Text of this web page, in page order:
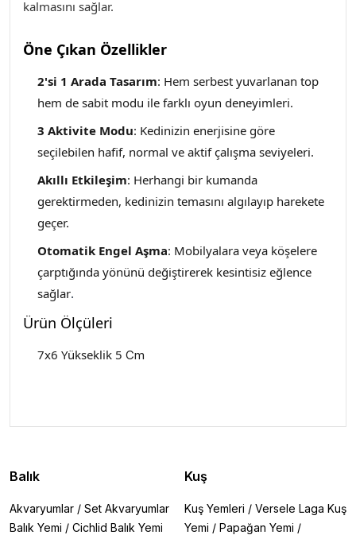
kalmasını sağlar.
Öne Çıkan Özellikler
2'si 1 Arada Tasarım: Hem serbest yuvarlanan top
hem de sabit modu ile farklı oyun deneyimleri.
3 Aktivite Modu: Kedinizin enerjisine göre
seçilebilen hafif, normal ve aktif çalışma seviyeleri.
Akıllı Etkileşim: Herhangi bir kumanda
gerektirmeden, kedinizin temasını algılayıp harekete
geçer.
Otomatik Engel Aşma: Mobilyalara veya köşelere
çarptığında yönünü değiştirerek kesintisiz eğlence
sağlar.
Ürün Ölçüleri
7x6 Yükseklik 5 Cm
Balık
Akvaryumlar / Set Akvaryumlar
Balık Yemi / Cichlid Balık Yemi
Kuş
Kuş Yemleri / Versele Laga Kuş
Yemi / Papağan Yemi /